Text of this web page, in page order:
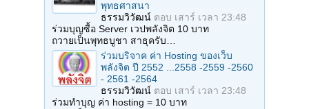
พุทธศาสนา
ธรรมวิวัฒน์ ตอบ เสาร์ เวลา 23:48
ร่วมบุญซื้อ Server เวปพลังจิต 10 บาท
ถวายเป็นพุทธบูชา สาธุครับ…
ร่วมบริจาค ค่า Hosting ของเว็บ
พลังจิต ปี 2552 ...2558 -2559 -2560
- 2561 -2564
ธรรมวิวัฒน์ ตอบ เสาร์ เวลา 23:48
ร่วมทำบุญ ค่า hosting = 10 บาท